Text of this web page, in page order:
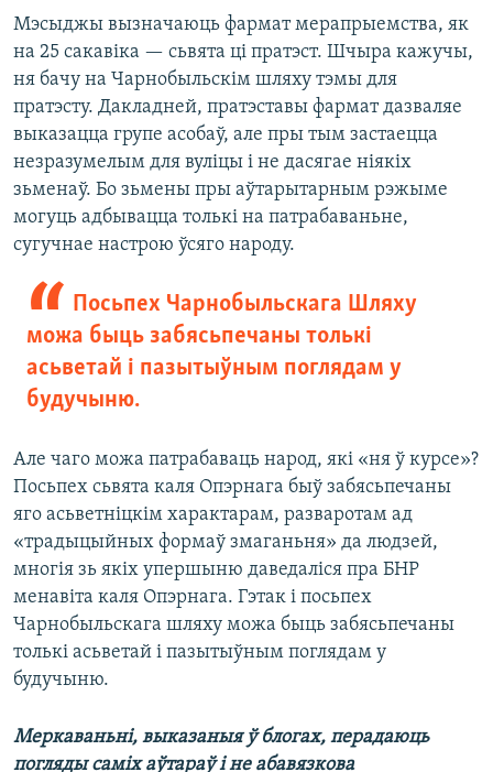
Мэсыджы вызначаюць фармат мерапрыемства, як
на 25 сакавіка — сьвята ці пратэст. Шчыра кажучы,
ня бачу на Чарнобыльскім шляху тэмы для
пратэсту. Дакладней, пратэставы фармат дазваляе
выказацца групе асобаў, але пры тым застаецца
незразумелым для вуліцы і не дасягае ніякіх
зьменаў. Бо зьмены пры аўтарытарным рэжыме
могуць адбывацца толькі на патрабаваньне,
сугучнае настрою ўсяго народу.
Посьпех Чарнобыльскага Шляху
можа быць забясьпечаны толькі
асьветай і пазытыўным поглядам у
будучыню.
Але чаго можа патрабаваць народ, які «ня ў курсе»?
Посьпех сьвята каля Опэрнага быў забясьпечаны
яго асьветніцкім характарам, разваротам ад
«традыцыйных формаў змаганьня» да людзей,
многія зь якіх упершыню даведаліся пра БНР
менавіта каля Опэрнага. Гэтак і посьпех
Чарнобыльскага шляху можа быць забясьпечаны
толькі асьветай і пазытыўным поглядам у
будучыню.
Меркаваньні, выказаныя ў блогах, перадаюць
погляды саміх аўтараў і не абавязкова